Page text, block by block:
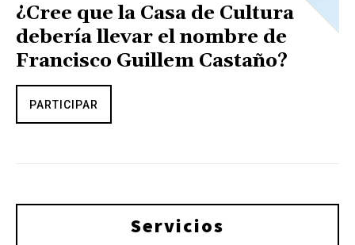
¿Cree que la Casa de Cultura
debería llevar el nombre de
Francisco Guillem Castaño?
PARTICIPAR
Servicios